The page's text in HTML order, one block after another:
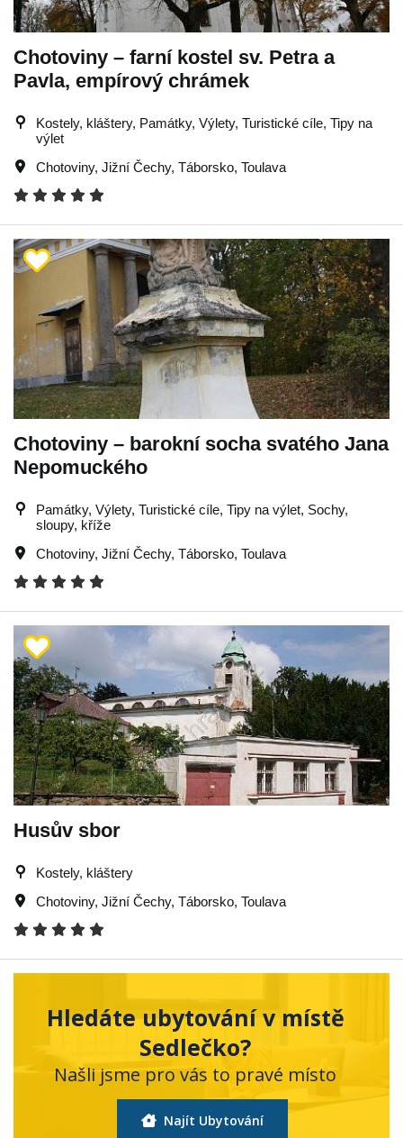
Chotoviny – farní kostel sv. Petra a
Pavla, empírový chrámek
Kostely, kláštery, Památky, Výlety, Turistické cíle, Tipy na
výlet
Chotoviny, Jižní Čechy, Táborsko, Toulava
Chotoviny – barokní socha svatého Jana
Nepomuckého
Památky, Výlety, Turistické cíle, Tipy na výlet, Sochy,
sloupy, kříže
Chotoviny, Jižní Čechy, Táborsko, Toulava
Husův sbor
Kostely, kláštery
Chotoviny, Jižní Čechy, Táborsko, Toulava
Hledáte ubytování v místě
Sedlečko?
Našli jsme pro vás to pravé místo
Najít Ubytování